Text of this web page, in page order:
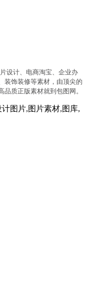
设计、电商淘宝、企业办
装饰装修等素材，由顶尖的
质正版素材就到包图网。
图片,图片素材,图库,